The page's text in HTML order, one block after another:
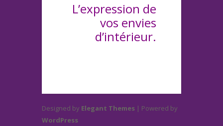
L’expression de
vos envies
d’intérieur.
Designed by Elegant Themes | Powered by
WordPress